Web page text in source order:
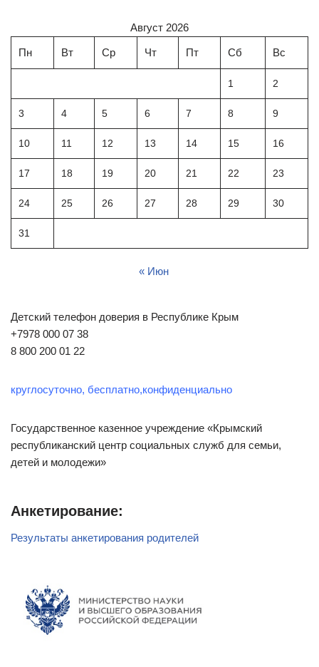
Август 2026
Пн Вт Ср Чт Пт Сб Вс
1 2
3 4 5 6 7 8 9
10 11 12 13 14 15 16
17 18 19 20 21 22 23
24 25 26 27 28 29 30
31
« Июн
Детский телефон доверия в Республике Крым
+7978 000 07 38
8 800 200 01 22
круглосуточно, бесплатно,конфиденциально
Государственное казенное учреждение «Крымский
республиканский центр социальных служб для семьи,
детей и молодежи»
Анкетирование:
Результаты анкетирования родителей